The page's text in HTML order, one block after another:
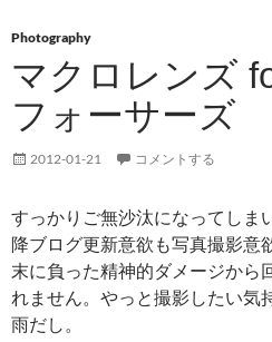
Photography
マクロレンズ
フォーサーズ
2012-01-21 コメントする
すっかりご無沙汰になってしま
降ブログ更新意欲も写真撮影意
末に負った精神的ダメージから
れません。やっと撮影したい気
雨だし。